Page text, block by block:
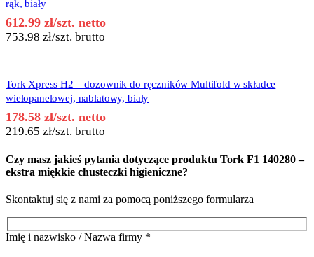
rąk, biały
612.99 zł/szt. netto
753.98 zł/szt. brutto
Tork Xpress H2 – dozownik do ręczników Multifold w składce
wielopanelowej, nablatowy, biały
178.58 zł/szt. netto
219.65 zł/szt. brutto
Czy masz jakieś pytania dotyczące produktu Tork F1 140280 –
ekstra miękkie chusteczki higieniczne?
Skontaktuj się z nami za pomocą poniższego formularza
Imię i nazwisko / Nazwa firmy *